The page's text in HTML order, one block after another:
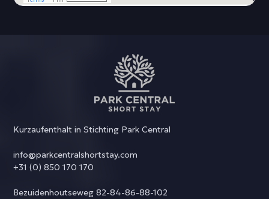
Kurzaufenthalt in Stichting Park Central
info@parkcentralshortstay.com
+31 (0) 850 170 170
Bezuidenhoutseweg 82-84-86-88-102